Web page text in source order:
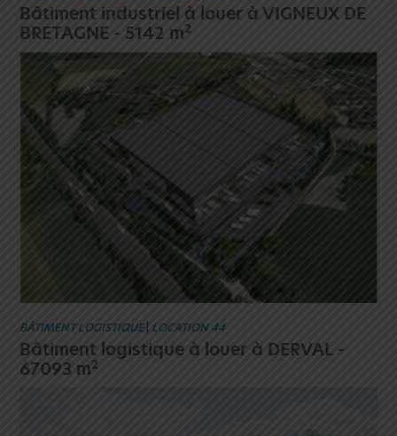
Bâtiment industriel à louer à VIGNEUX DE
BRETAGNE - 5142 m2
BÂTIMENT LOGISTIQUE LOCATION 44
Bâtiment logistique à louer à DERVAL -
67093 m2